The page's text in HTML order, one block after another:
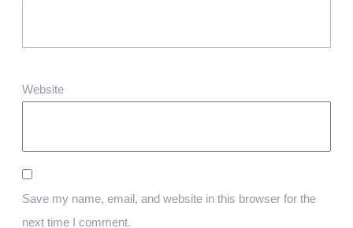
Website
Save my name, email, and website in this browser for the
next time I comment.